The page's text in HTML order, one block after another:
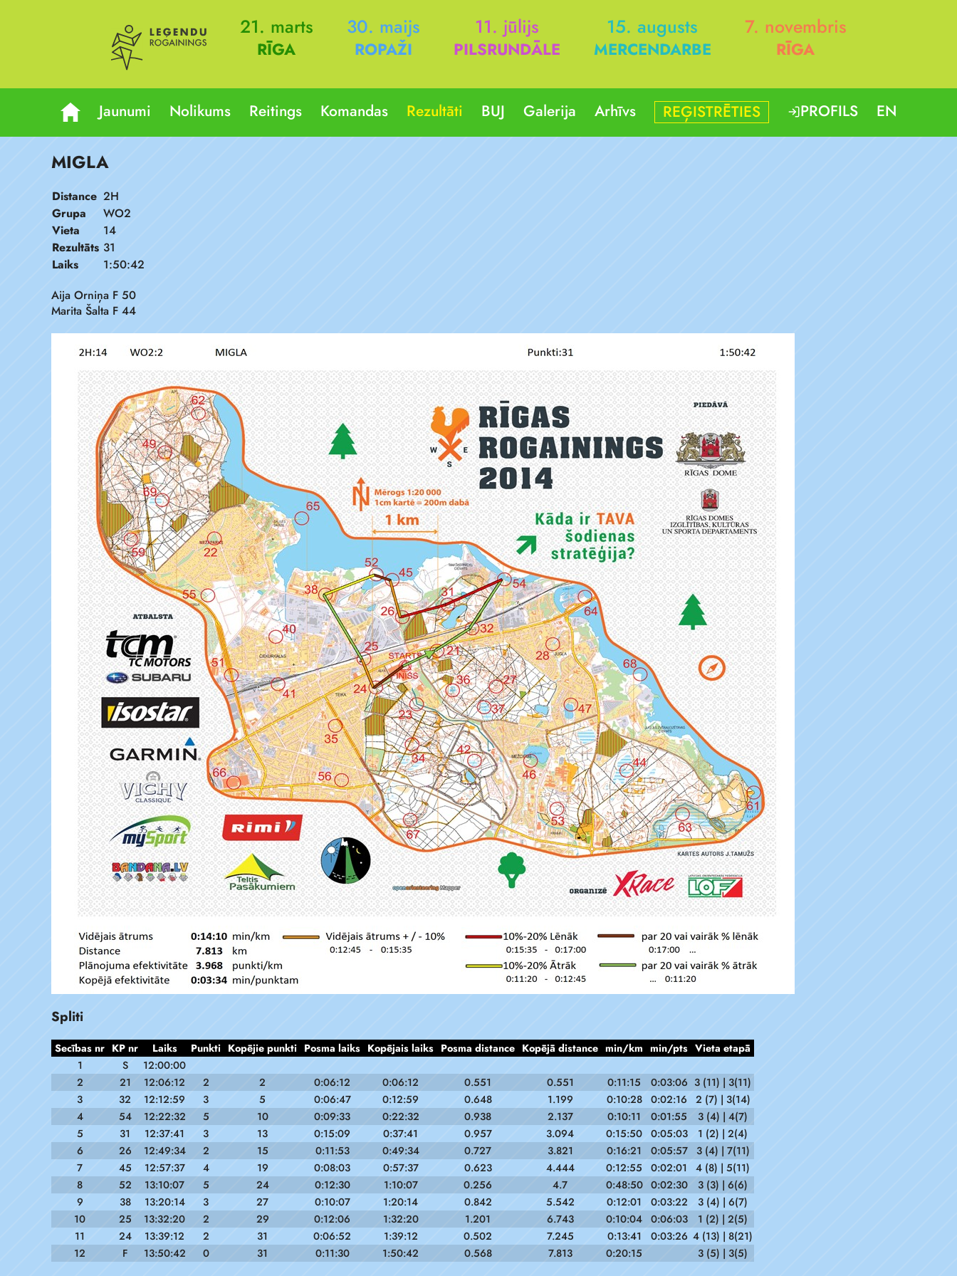
21. marts
RĪGA
30. maijs
ROPAŽI
11. jūlijs
PILSRUNDĀLE
15. augusts
MERCENDARBE
7. novembris
RĪGA
Jaunumi Nolikums Reitings Komandas Rezultāti BUJ Galerija Arhīvs REĢISTRĒTIES PROFILS EN
MIGLA
Distance 2H
Grupa
WO2
Vieta
14
Rezultāts 31
Laiks
1:50:42
Aija Orniņa F 50
Marita Šalta F 44
Spliti
Secības nr KP nr Laiks Punkti Kopējie punkti Posma laiks Kopējais laiks Posma distance Kopējā distance min/km min/pts Vieta etapā
1
S
12:00:00
2
21 12:06:12 2 2 0:06:12 0:06:12 0.551 0.551 0:11:15 0:03:06 3 (11) | 3(11)
3
32 12:12:59 3 5 0:06:47 0:12:59 0.648 1.199 0:10:28 0:02:16
2 (7) | 3(14)
4
54 12:22:32 5 10 0:09:33 0:22:32 0.938 2.137 0:10:11 0:01:55
3 (4) | 4(7)
5
31 12:37:41 3 13 0:15:09 0:37:41 0.957 3.094 0:15:50 0:05:03
1 (2) | 2(4)
6
26 12:49:34 2 15 0:11:53 0:49:34 0.727 3.821 0:16:21 0:05:57
3 (4) | 7(11)
7
45 12:57:37 4 19 0:08:03 0:57:37 0.623 4.444 0:12:55 0:02:01
4 (8) | 5(11)
8
52 13:10:07 5 24 0:12:30 1:10:07 0.256 4.7 0:48:50 0:02:30
3 (3) | 6(6)
9
38 13:20:14 3 27 0:10:07 1:20:14 0.842 5.542 0:12:01 0:03:22
3 (4) | 6(7)
10
25 13:32:20 2 29 0:12:06 1:32:20 1.201 6.743 0:10:04 0:06:03
1 (2) | 2(5)
11
24 13:39:12 2 31 0:06:52 1:39:12 0.502 7.245 0:13:41 0:03:26 4 (13) | 8(21)
12
F 13:50:42 0 31 0:11:30 1:50:42 0.568 7.813 0:20:15 3 (5) | 3(5)